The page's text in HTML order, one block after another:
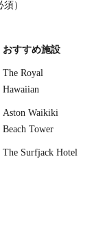
）
おすすめ施設
The Royal
Hawaiian
Aston Waikiki
Beach Tower
The Surfjack Hotel